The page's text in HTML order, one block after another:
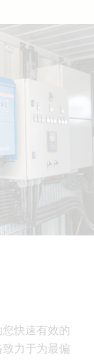
快速有效的
力于为最偏